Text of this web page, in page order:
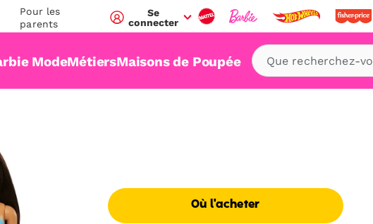
Pour les
parents
Se
connecter
ModeMétiersMaisons de Poupée
Où l'acheter